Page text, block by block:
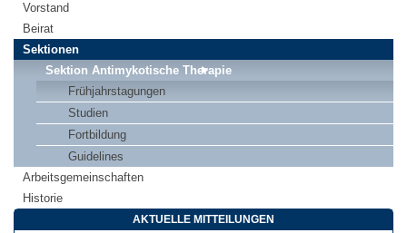
Vorstand
Beirat
Sektionen
Sektion Antimykotische Therapie
Frühjahrstagungen
Studien
Fortbildung
Guidelines
Arbeitsgemeinschaften
Historie
AKTUELLE MITTEILUNGEN